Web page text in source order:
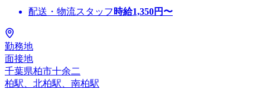
配送・物流スタッフ 時給1,350円〜
勤務地
面接地
千葉県柏市十余二
柏駅、北柏駅、南柏駅